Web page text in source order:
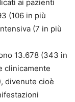
ai pazienti
(106 in più
(7 in più
13.678 (343 in
clinicamente
divenute cioè